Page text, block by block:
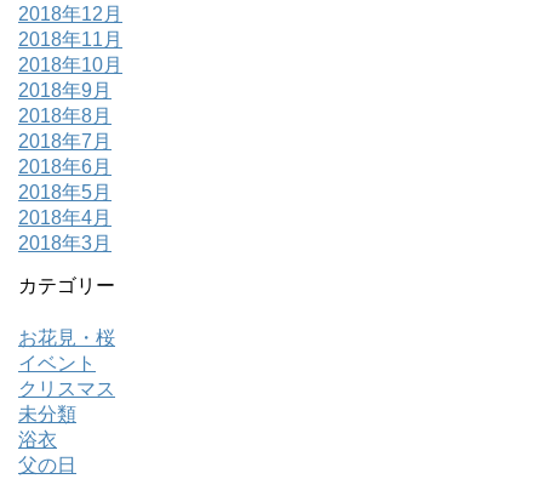
2018年12月
2018年11月
2018年10月
2018年9月
2018年8月
2018年7月
2018年6月
2018年5月
2018年4月
2018年3月
カテゴリー
お花見・桜
イベント
クリスマス
未分類
浴衣
父の日